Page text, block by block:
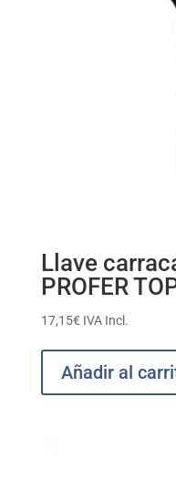
Llave
PROFER
17,15€ IVA Incl.
Añadir al